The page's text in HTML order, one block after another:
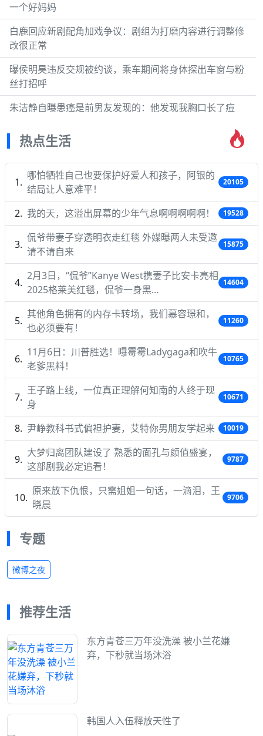
一个好妈妈
白鹿回应新剧配角加戏争议：剧组为打磨内容进行调整修
改很正常
曝侯明昊违反交规被约谈，乘车期间将身体探出车窗与粉
丝打招呼
朱洁静自曝患癌是前男友发现的：他发现我胸口长了痘
热点生活
哪怕牺牲自己也要保护好爱人和孩子，阿银的
结局让人意难平！
20105
我的天，这溢出屏幕的少年气息啊啊啊啊啊！ 19528
侃爷带妻子穿透明衣走红毯 外媒曝两人未受邀
请不请自来
15875
2月3日，“侃爷”Kanye West携妻子比安卡亮相
2025格莱美红毯，侃爷一身黑…
14604
其他角色拥有的内存卡转场，我们慕容璟和，
也必须要有！
11260
11月6日：川普胜选！曝霉霉Ladygaga和吹牛
老爹黑料！
10765
王子路上线，一位真正理解何知南的人终于现
身
10671
尹峥教科书式偏袒护妻，艾特你男朋友学起来 10019
大梦归离团队建设了 熟悉的面孔与颜值盛宴，
这部剧我必定追看！
9787
原来放下仇恨，只需姐姐一句话，一滴泪，王
晓晨
9706
专题
微博之夜
推荐生活
东方青苍三万年没洗澡 被小兰花嫌
弃，下秒就当场沐浴
韩国人入伍释放天性了